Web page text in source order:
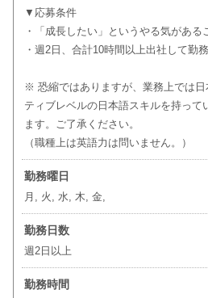
▼応募条件
・「成長したい」というやる気がある
・週2日、合計10時間以上出社して勤
※ 恐縮ではありますが、業務上では
ティブレベルの日本語スキルを持って
ます。ご了承ください。
（職種上は英語力は問いません。）
勤務曜日
月, 火, 水, 木, 金,
勤務日数
週2日以上
勤務時間